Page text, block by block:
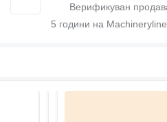
5 години на Machineryline